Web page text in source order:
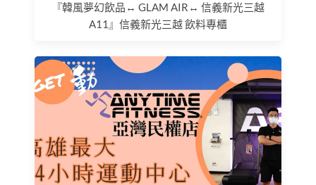
『韓風夢幻飲品↔ GLAM AIR↔ 信義新光三越
A11』信義新光三越 飲料專櫃